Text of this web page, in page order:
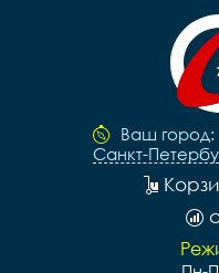
Ваш город:
Санкт-